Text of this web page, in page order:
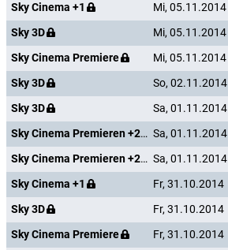
Sky Cinema +1
Mi, 05.11.2014
Sky 3D
Mi, 05.11.2014
Sky Cinema Premiere
Mi, 05.11.2014
Sky 3D
So, 02.11.2014
Sky 3D
Sa, 01.11.2014
Sky Cinema Premieren +24 Sa, 01.11.2014
Sky Cinema Premieren +24 Sa, 01.11.2014
Sky Cinema +1
Fr, 31.10.2014
Sky 3D
Fr, 31.10.2014
Sky Cinema Premiere
Fr, 31.10.2014